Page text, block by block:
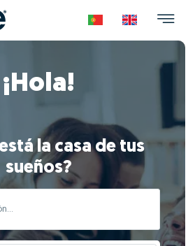
¡Hola!
la casa de tus
sueños?